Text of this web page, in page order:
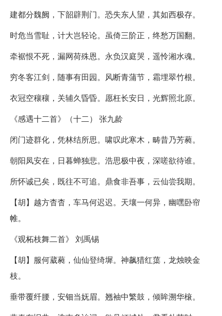
建都分魏阙，下韶辟荆门。恐失东人望，其如西极存。
时危当雪耻，计大岂轻论。虽倚三阶正，终愁万国翻。
牵裾恨不死，漏网荷殊恩。永负汉庭哭，遥怜湘水魂。
穷冬客江剑，随事有田园。风断青蒲节，霜埋翠竹根。
衣冠空穰穰，关辅久昏昏。愿枉长安日，光辉照北原。
《感遇十二首》（十二） 张九龄
闭门迹群化，凭林结所思。啸叹此寒木，畴昔乃芳蕤。
朝阳凤安在，日暮蝉独悲。浩思极中夜，深嗟欲待谁。
所怀诚已矣，既往不可追。鼎食非吾事，云仙尝我期。
【胡】越方杳杳，车马何迟迟。天壤一何异，幽嘿卧帘
帷。
《观柘枝舞二首》 刘禹锡
【胡】服何葳蕤，仙仙登绮墀。神飙猎红蕖，龙烛映金
枝。
垂带覆纤腰，安钿当妩眉。翘袖中繁鼓，倾眸溯华榱。